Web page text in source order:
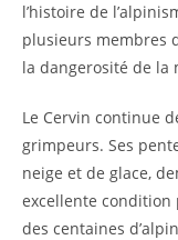
l’histoire de
plusieurs membres
la dangerosité de la
Le Cervin continue
grimpeurs. Ses
neige et de glace,
excellente condition
des centaines